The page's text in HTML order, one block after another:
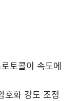
토콜이 속도에
호화 강도 조정